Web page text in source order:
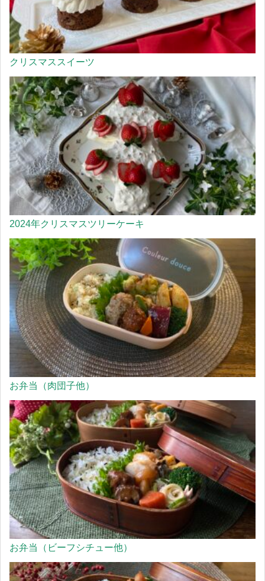
クリスマススイーツ
2024年クリスマスツリーケーキ
お弁当（肉団子他）
お弁当（ビーフシチュー他）